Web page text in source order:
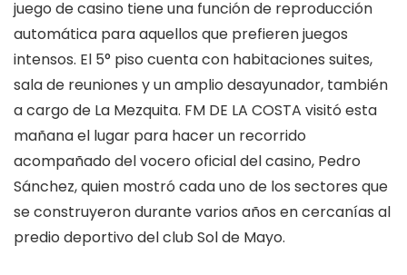
juego de casino tiene una función de reproducción
automática para aquellos que prefieren juegos
intensos. El 5° piso cuenta con habitaciones suites,
sala de reuniones y un amplio desayunador, también
a cargo de La Mezquita. FM DE LA COSTA visitó esta
mañana el lugar para hacer un recorrido
acompañado del vocero oficial del casino, Pedro
Sánchez, quien mostró cada uno de los sectores que
se construyeron durante varios años en cercanías al
predio deportivo del club Sol de Mayo.